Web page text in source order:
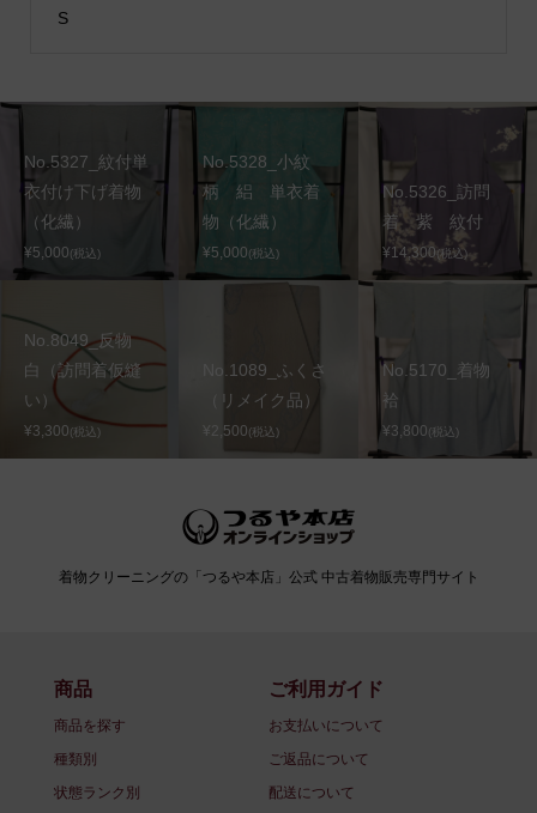
S
No.5327_紋付単
衣付け下げ着物
（化繊）
¥5,000(税込)
No.5328_小紋
柄 絽 単衣着
物（化繊）
¥5,000(税込)
No.5326_訪問
着 紫 紋付
¥14,300(税込)
No.8049_反物
白（訪問着仮縫
い）
¥3,300(税込)
No.1089_ふくさ
（リメイク品）
¥2,500(税込)
No.5170_着物
袷
¥3,800(税込)
着物クリーニングの「つるや本店」公式 中古着物販売専門サイト
商品
商品を探す
種類別
状態ランク別
ご利用ガイド
お支払いについて
ご返品について
配送について